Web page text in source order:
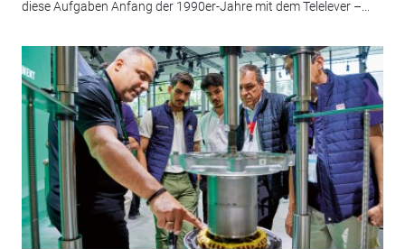
diese Aufgaben Anfang der 1990er-Jahre mit dem Telelever –...